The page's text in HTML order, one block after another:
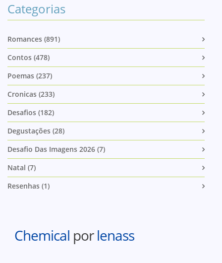
Categorias
Romances (891)
Contos (478)
Poemas (237)
Cronicas (233)
Desafios (182)
Degustações (28)
Desafio Das Imagens 2026 (7)
Natal (7)
Resenhas (1)
Chemical porlenass